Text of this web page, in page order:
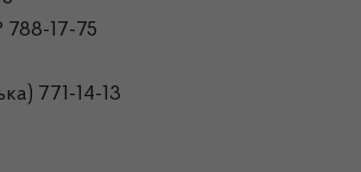
17-75
771-14-13